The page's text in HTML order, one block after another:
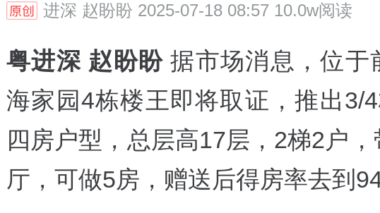
进深 赵盼盼 2025-07-18 08:57 10.0w阅读
粤进深 赵盼盼 据市场消息，位于
海家园4栋楼王即将取证，推出3/
四房户型，总层高17层，2梯2户
厅，可做5房，赠送后得房率去到